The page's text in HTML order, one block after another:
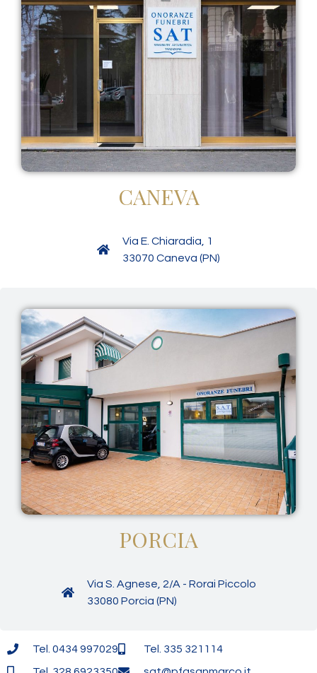
CANEVA
Via E. Chiaradia, 1
33070 Caneva (PN)
PORCIA
Via S. Agnese, 2/A - Rorai Piccolo
33080 Porcia (PN)
Tel. 0434 997029
Tel. 335 321114